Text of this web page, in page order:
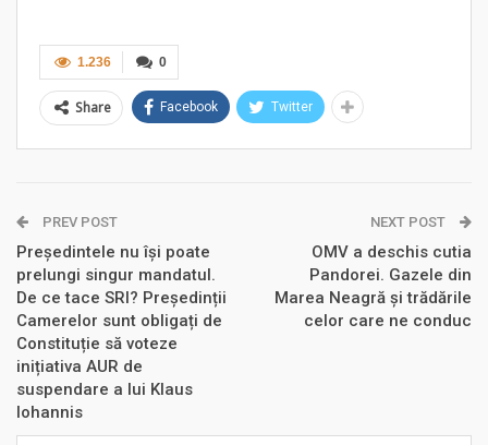
0
1.236
Share Facebook Twitter
PREV POST
Președintele nu își poate
prelungi singur mandatul.
De ce tace SRI? Președinții
Camerelor sunt obligați de
Constituție să voteze
inițiativa AUR de
suspendare a lui Klaus
Iohannis
NEXT POST
OMV a deschis cutia
Pandorei. Gazele din
Marea Neagră și trădările
celor care ne conduc